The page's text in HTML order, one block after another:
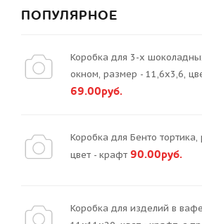
ПОПУЛЯРНОЕ
Коробка для 3-х
окном, размер - 11,6х3,6,
69.00руб.
Коробка для Бенто
цвет - крафт 90.00руб.
Коробка для изделий в